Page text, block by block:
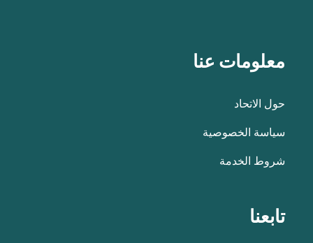
معلومات عنا
حول الاتحاد
سياسة الخصوصية
شروط الخدمة
تابعنا